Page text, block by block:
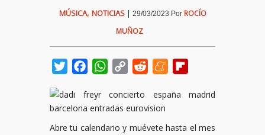
MÚSICA, NOTICIAS| 29/03/2023 Por ROCÍO
MUÑOZ
TwitterFacebookWhatsApp
Copy
Reddit Meneame
Abre tu calendario y muévete hasta el mes